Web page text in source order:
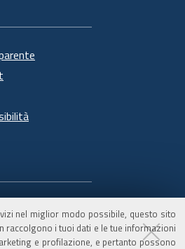
nel miglior modo possibile, questo sito
raccolgono i tuoi dati e le tue informazioni
e profilazione, e pertanto possono